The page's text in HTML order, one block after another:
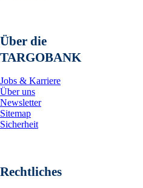
Über die
TARGOBANK
Jobs & Karriere
Über uns
Newsletter
Sitemap
Sicherheit
Rechtliches